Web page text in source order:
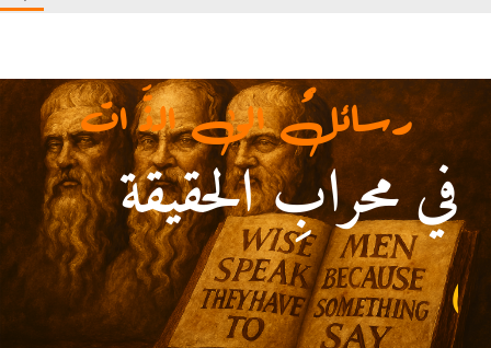
في محرابِ الحقيقة
علي بن أبي طالب)
رسائلٌ الى الذَّ ات